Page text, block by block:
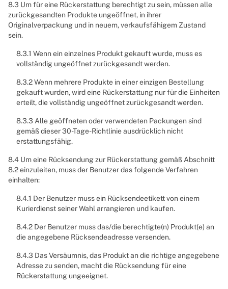
8.3 Um für eine Rückerstattung berechtigt zu sein, müssen alle
zurückgesandten Produkte ungeöffnet, in ihrer
Originalverpackung und in neuem, verkaufsfähigem Zustand
sein.
8.3.1 Wenn ein einzelnes Produkt gekauft wurde, muss es
vollständig ungeöffnet zurückgesandt werden.
8.3.2 Wenn mehrere Produkte in einer einzigen Bestellung
gekauft wurden, wird eine Rückerstattung nur für die Einheiten
erteilt, die vollständig ungeöffnet zurückgesandt werden.
8.3.3 Alle geöffneten oder verwendeten Packungen sind
gemäß dieser 30-Tage-Richtlinie ausdrücklich nicht
erstattungsfähig.
8.4 Um eine Rücksendung zur Rückerstattung gemäß Abschnitt
8.2 einzuleiten, muss der Benutzer das folgende Verfahren
einhalten:
8.4.1 Der Benutzer muss ein Rücksendeetikett von einem
Kurierdienst seiner Wahl arrangieren und kaufen.
8.4.2 Der Benutzer muss das/die berechtigte(n) Produkt(e) an
die angegebene Rücksendeadresse versenden.
8.4.3 Das Versäumnis, das Produkt an die richtige angegebene
Adresse zu senden, macht die Rücksendung für eine
Rückerstattung ungeeignet.